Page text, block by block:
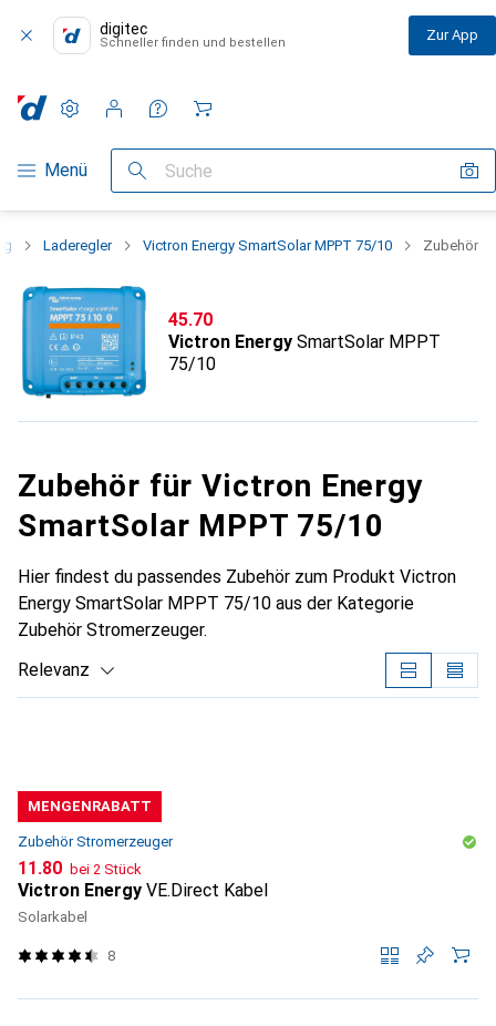
digitec
Schneller finden und bestellen Zur App
Navigation nach Kategorien
Menü Suche
Einstellungen
Kundenkonto
Vergleichslisten
Merklisten
Warenkorb
Laderegler Victron Energy SmartSolar MPPT 75/10 Zubehör
CHF
45.70
Victron Energy SmartSolar MPPT
75/10
Zubehör für Victron Energy
SmartSolar MPPT 75/10
Hier findest du passendes Zubehör zum Produkt Victron
Energy SmartSolar MPPT 75/10 aus der Kategorie
Zubehör Stromerzeuger.
Relevanz
MENGENRABATT
Zubehör Stromerzeuger
CHF
11.80 bei 2 Stück
Victron Energy VE.Direct Kabel
Solarkabel
8